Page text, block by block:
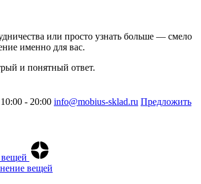
или просто узнать больше — смело
именно для вас.
и понятный ответ.
- 20:00 info@mobius-sklad.ru Предложить